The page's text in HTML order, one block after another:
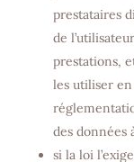
prestataires
de
prestations,
les utiliser
des données
si la loi